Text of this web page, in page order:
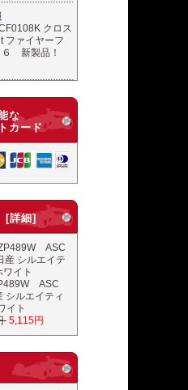
クロス
ファイヤーフ
６ 新製品！
な
カード
[詳細]
ASC
シルエイティ
イト
5,115円